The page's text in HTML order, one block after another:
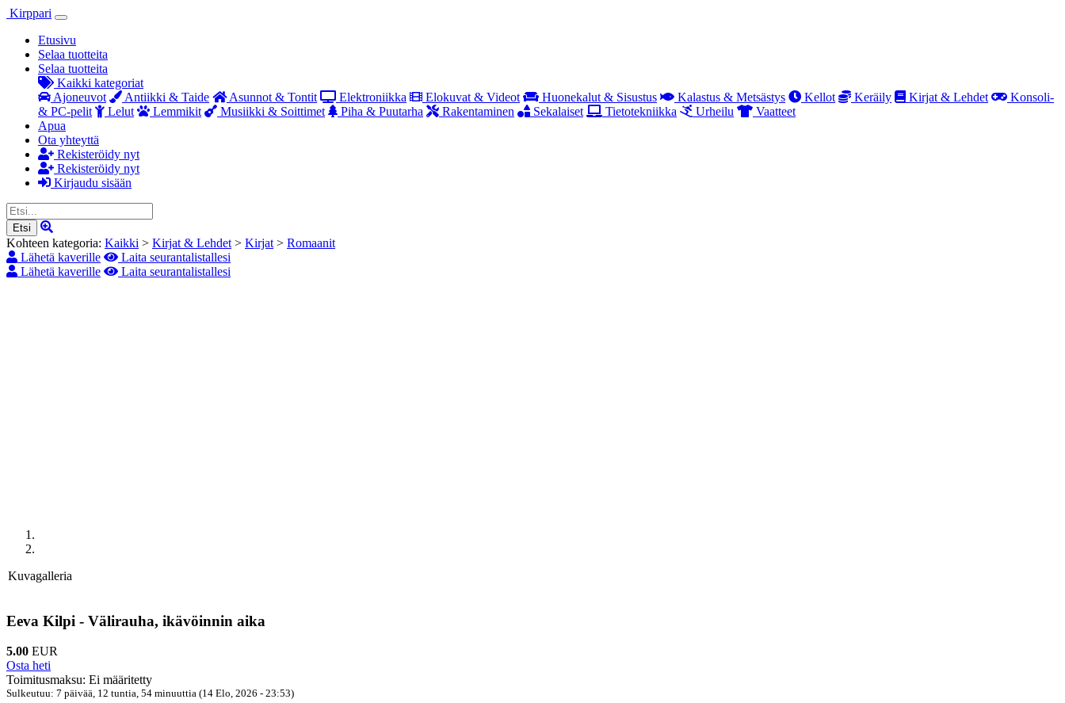
Kirppari
Etusivu
Selaa tuotteita
Selaa tuotteita
Kaikki kategoriat
Ajoneuvot
Antiikki & Taide Asunnot & Tontit Elektroniikka Elokuvat & Videot Huonekalut & Sisustus Kalastus & Metsästys Kellot Keräily Kirjat & Lehdet
Konsoli-
& PC-pelit
Lelut Lemmikit Musiikki & Soittimet Piha & Puutarha Rakentaminen Sekalaiset Tietotekniikka Urheilu
Vaatteet
Apua
Ota yhteyttä
Rekisteröidy nyt
Rekisteröidy nyt
Kirjaudu sisään
Etsi
Kohteen kategoria: Kaikki > Kirjat & Lehdet > Kirjat > Romaanit
Lähetä kaverille
Laita seurantalistallesi
Lähetä kaverille
Laita seurantalistallesi
Previous
Next
Kuvagalleria
Eeva Kilpi - Välirauha, ikävöinnin aika
5.00 EUR
Osta heti
Toimitusmaksu: Ei määritetty
Sulkeutuu: 7 päivää, 12 tuntia, 54 minuuttia (14 Elo, 2026 - 23:53)